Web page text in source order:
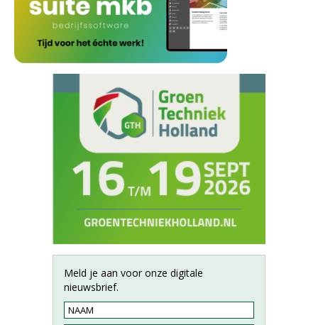
Meld je aan voor onze digitale
nieuwsbrief.